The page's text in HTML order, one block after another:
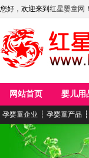
您好，欢迎来到 红星婴童网 ！
网站首页 婴儿用
孕婴童企业 ┆ 孕婴童产品 ┆